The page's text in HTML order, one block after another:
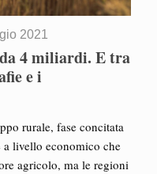
2021
4 miliardi. E tra
e i
rurale, fase concitata
livello economico che
agricolo, ma le regioni